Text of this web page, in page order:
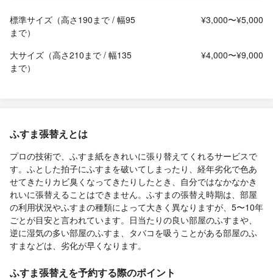
標準サイズ（高さ190まで / 幅95
まで）
¥3,000〜¥5,000
大サイズ（高さ210まで / 幅135
まで）
¥4,000〜¥9,000
ふすま張替えとは
プロの技術で、ふすま紙をきれいに張り替えてくれるサービスで
す。ふとした拍子にふすまを破いてしまったり、経年劣化で色あ
せてきたりカビ臭くなってきたりしたとき、自分ではなかなかき
れいに張替えることはできません。ふすまの張替え時期は、部屋
の利用状況やふすまの種類によって大きく異なりますが、5〜10年
ごとが目安と言われています。日当たりの良い部屋のふすまや、
逆に湿気の多い部屋のふすま、タバコを吸うことがある部屋のふ
すまなどは、劣化が早くなります。
ふすま張替えを予約する際のポイント